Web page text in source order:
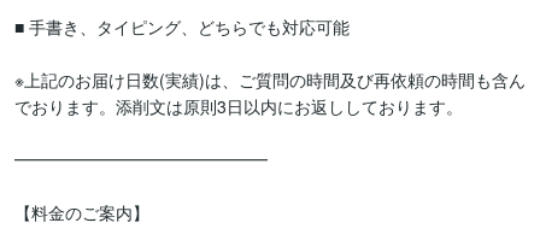
■ 手書き、タイピング、どち‪らでも対応可能
※上記のお届け日数(実績)は、ご質問の時間及び再依頼の時間も含ん
でおります。添削文は原則3日以内にお返ししております。
━━━━━━━━━━━━━━━
【料金のご案内】